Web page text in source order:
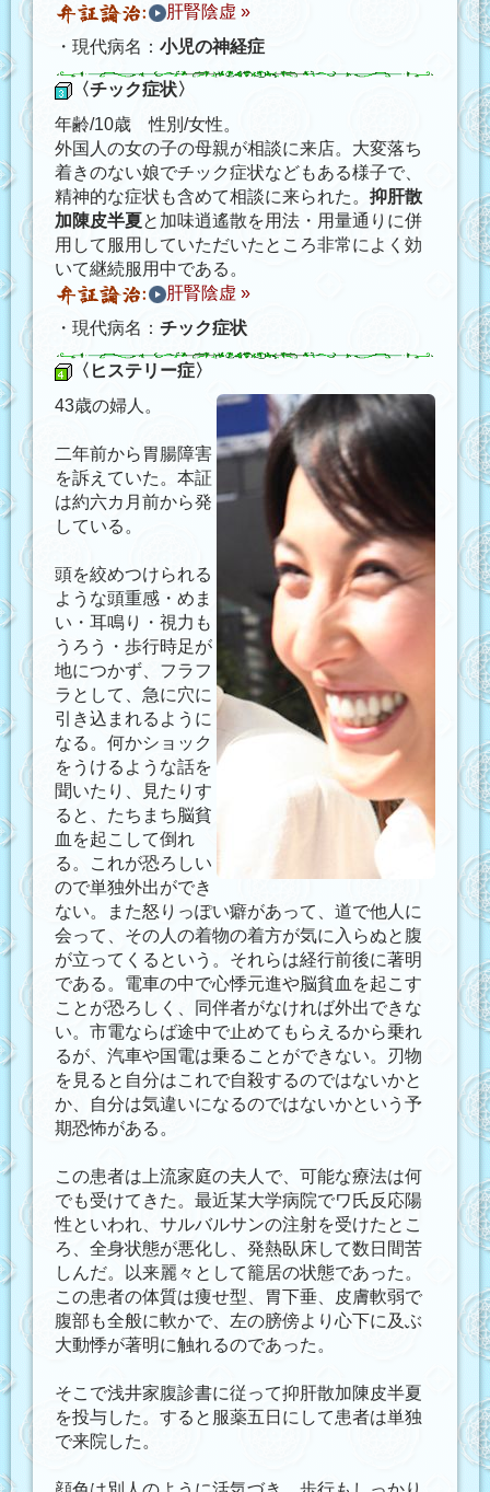
肝腎陰虚 »
・現代病名： 小児の神経症
〈チック症状〉
年齢/10歳 性別/女性。
外国人の女の子の母親が相談に来店。大変落ち
着きのない娘でチック症状などもある様子で、
精神的な症状も含めて相談に来られた。 抑肝散
加陳皮半夏と加味逍遙散を用法・用量通りに併
用して服用していただいたところ非常によく効
いて継続服用中である。
肝腎陰虚 »
・現代病名： チック症状
〈ヒステリー症〉
43歳の婦人。
二年前から胃腸障害
を訴えていた。本証
は約六カ月前から発
している。
頭を絞めつけられる
ような頭重感・めま
い・耳鳴り・視力も
うろう・歩行時足が
地につかず、フラフ
ラとして、急に穴に
引き込まれるように
なる。何かショック
をうけるような話を
聞いたり、見たりす
ると、たちまち脳貧
血を起こして倒れ
る。これが恐ろしい
ので単独外出ができ
ない。また怒りっぽい癖があって、道で他人に
会って、その人の着物の着方が気に入らぬと腹
が立ってくるという。それらは経行前後に著明
である。電車の中で心悸元進や脳貧血を起こす
ことが恐ろしく、同伴者がなければ外出できな
い。市電ならば途中で止めてもらえるから乗れ
るが、汽車や国電は乗ることができない。刃物
を見ると自分はこれで自殺するのではないかと
か、自分は気違いになるのではないかという予
期恐怖がある。
この患者は上流家庭の夫人で、可能な療法は何
でも受けてきた。最近某大学病院でワ氏反応陽
性といわれ、サルバルサンの注射を受けたとこ
ろ、全身状態が悪化し、発熱臥床して数日間苦
しんだ。以来麗々として籠居の状態であった。
この患者の体質は痩せ型、胃下垂、皮膚軟弱で
腹部も全般に軟かで、左の膀傍より心下に及ぶ
大動悸が著明に触れるのであった。
そこで浅井家腹診書に従って抑肝散加陳皮半夏
を投与した。すると服薬五日にして患者は単独
で来院した。